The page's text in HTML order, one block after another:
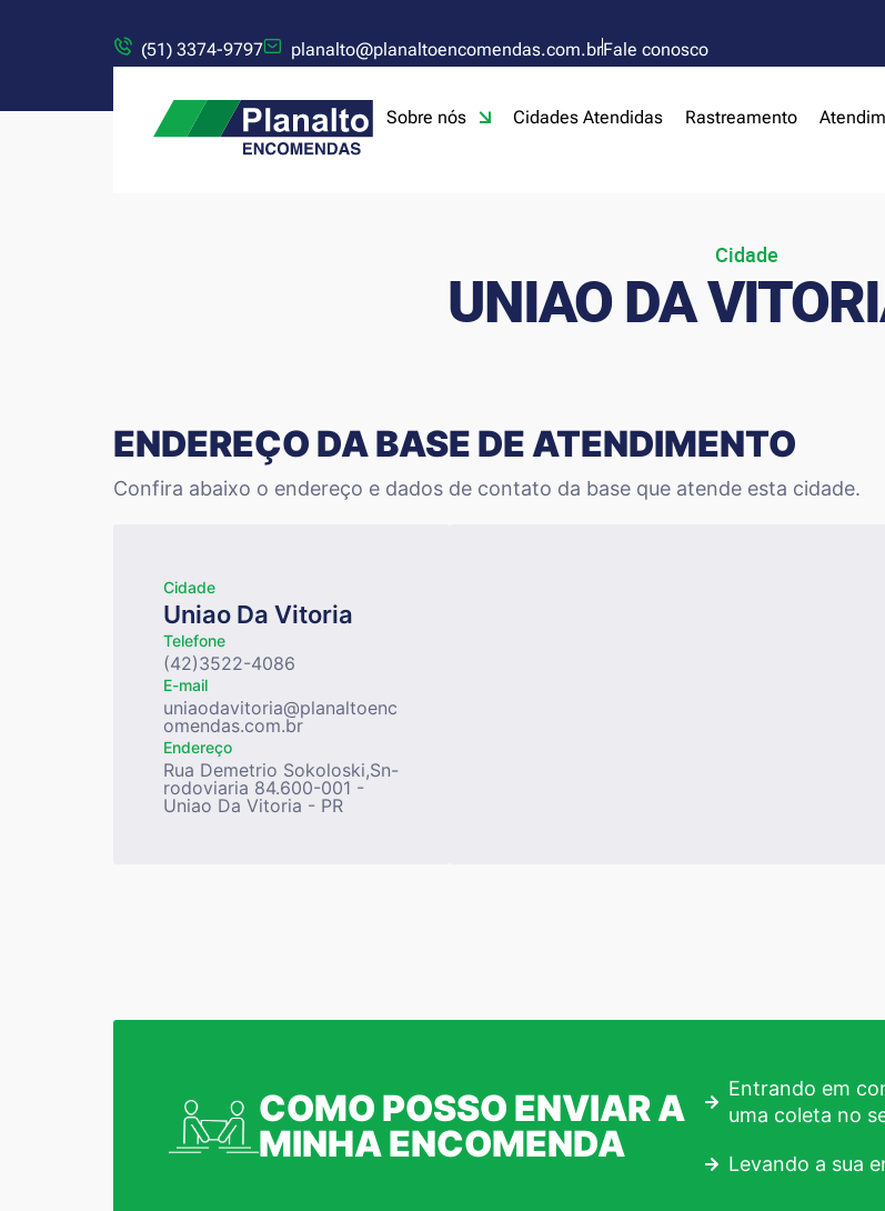
(51) 3374-9797 planalto@planaltoencomendas.com.brFale conosco
Sobre nós Cidades Atendidas Rastreamento
Cidade
UNIAO DA
ENDEREÇO DA BASE DE ATENDIMENTO
Confira abaixo o endereço e dados de contato da base que atende esta cidade.
Cidade
Uniao Da Vitoria
Telefone
(42)3522-4086
E-mail
uniaodavitoria@planaltoenc
omendas.com.br
Endereço
Rua Demetrio Sokoloski,Sn-
rodoviaria 84.600-001 -
Uniao Da Vitoria - PR
COMO POSSO ENVIAR A
MINHA ENCOMENDA
Entrando em
uma coleta no
Levando a sua